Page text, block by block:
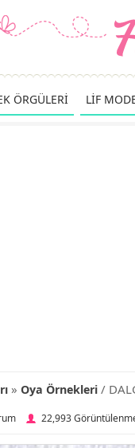
ÖRGÜLERİ LİF
» Oya Örnekleri/
22,993